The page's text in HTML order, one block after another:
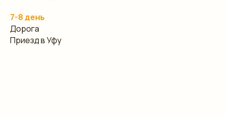
7-8 день
Дорога
Приезд в Уфу